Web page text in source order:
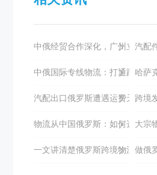
中俄经贸合作深化，广州立德国
汽配
中俄国际专线物流：打通跨境电
哈萨
汽配出口俄罗斯遭遇运费天价与
跨境
物流从中国俄罗斯：如何选择专
大宗
一文讲清楚俄罗斯跨境物流专线
做俄